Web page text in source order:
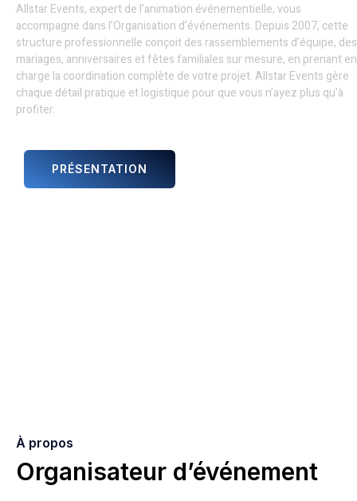
Allstar Events, expert de l’animation événementielle, vous
accompagne dans l’Organisation d’événements. Depuis 2007, cette
structure professionnelle conçoit des rassemblements d’équipe, des
mariages, anniversaires et fêtes familiales sur mesure, en prenant en
charge la coordination complète de votre projet. Allstar Events gère
chaque détail pratique et logistique pour que vous n’ayez plus qu’à
profiter.
PRÉSENTATION
À propos
Organisateur d’événement